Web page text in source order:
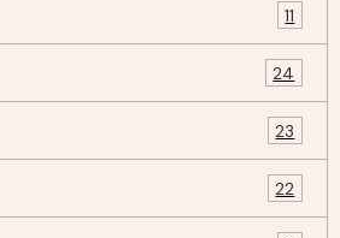
11
24
23
22